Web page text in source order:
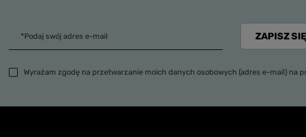
*Podaj swój adres e-mail
Wyrażam zgodę na przetwarzanie moich danych osobowych (adres e-mail) na potrzeby wysyłki newslettera z informacją handlową
ZAPISZ